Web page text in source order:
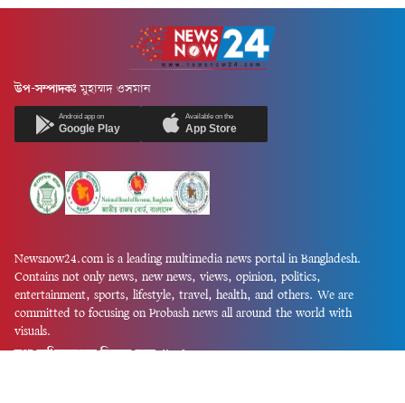
উপ-সম্পাদকঃ মুহাম্মদ ওসমান
Android app on
Google Play
Available on the
App Store
Newsnow24.com is a leading multimedia news portal in Bangladesh.
Contains not only news, new news, views, opinion, politics,
entertainment, sports, lifestyle, travel, health, and others. We are
committed to focusing on Probash news all around the world with
visuals.
তথ্য অধিদফতরের নিবন্ধন নম্বর :১৩৫